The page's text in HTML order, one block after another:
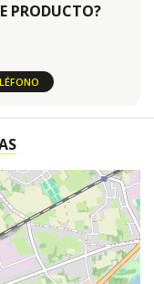
PRODUCTO?